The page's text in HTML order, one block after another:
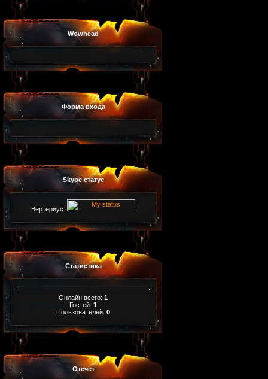
Wowhead
Форма входа
Skype статус
Вертериус:
Статистика
Онлайн всего: 1
Гостей: 1
Пользователей: 0
Отсчет